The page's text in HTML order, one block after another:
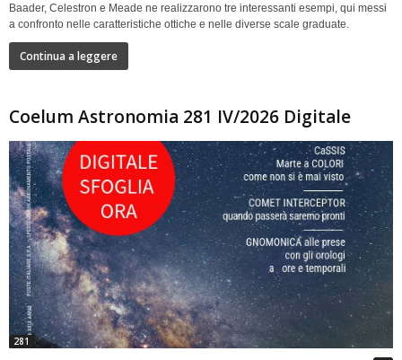
Baader, Celestron e Meade ne realizzarono tre interessanti esempi, qui messi
a confronto nelle caratteristiche ottiche e nelle diverse scale graduate.
Continua a leggere
Coelum Astronomia 281 IV/2026 Digitale
281